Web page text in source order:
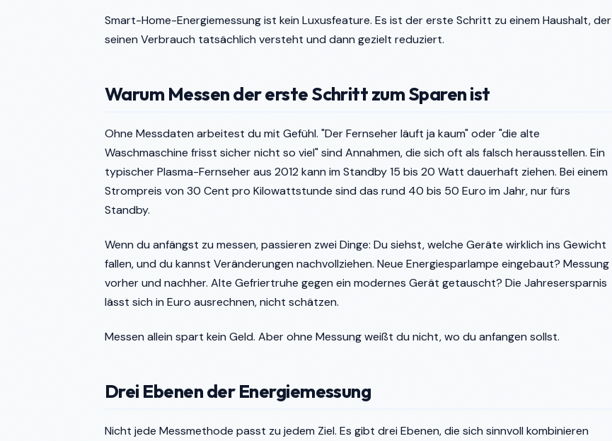
Smart-Home-Energiemessung ist kein Luxusfeature. Es ist der erste Schritt zu einem Haushalt, der
seinen Verbrauch tatsächlich versteht und dann gezielt reduziert.
Warum Messen der erste Schritt zum Sparen ist
Ohne Messdaten arbeitest du mit Gefühl. "Der Fernseher läuft ja kaum" oder "die alte
Waschmaschine frisst sicher nicht so viel" sind Annahmen, die sich oft als falsch herausstellen. Ein
typischer Plasma-Fernseher aus 2012 kann im Standby 15 bis 20 Watt dauerhaft ziehen. Bei einem
Strompreis von 30 Cent pro Kilowattstunde sind das rund 40 bis 50 Euro im Jahr, nur fürs
Standby.
Wenn du anfängst zu messen, passieren zwei Dinge: Du siehst, welche Geräte wirklich ins Gewicht
fallen, und du kannst Veränderungen nachvollziehen. Neue Energiesparlampe eingebaut? Messung
vorher und nachher. Alte Gefriertruhe gegen ein modernes Gerät getauscht? Die Jahresersparnis
lässt sich in Euro ausrechnen, nicht schätzen.
Messen allein spart kein Geld. Aber ohne Messung weißt du nicht, wo du anfangen sollst.
Drei Ebenen der Energiemessung
Nicht jede Messmethode passt zu jedem Ziel. Es gibt drei Ebenen, die sich sinnvoll kombinieren